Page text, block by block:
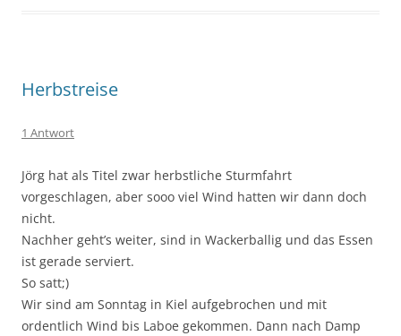
Herbstreise
1 Antwort
Jörg hat als Titel zwar herbstliche Sturmfahrt
vorgeschlagen, aber sooo viel Wind hatten wir dann doch
nicht.
Nachher geht’s weiter, sind in Wackerballig und das Essen
ist gerade serviert.
So satt;)
Wir sind am Sonntag in Kiel aufgebrochen und mit
ordentlich Wind bis Laboe gekommen. Dann nach Damp